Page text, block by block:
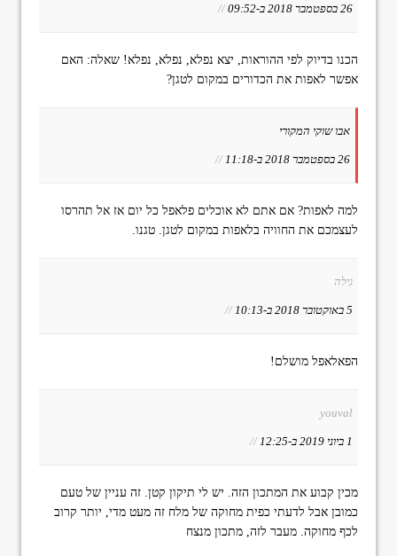
26 בספטמבר 2018 ב-09:52 //
הכנו בדיוק לפי ההוראות, יצא נפלא, נפלא, נפלא! שאלה: האם
אפשר לאפות את הכדורים במקום לטגן?
אבו שוקי המקורי
26 בספטמבר 2018 ב-11:18 //
למה לאפות? אם אתם לא אוכלים פלאפל כל יום אז אל תהרסו
לעצמכם את החוויה בלאפות במקום לטגן. טגנו.
גילה
5 באוקטובר 2018 ב-10:13 //
הפאלאפל מושלם!
youval
1 ביוני 2019 ב-12:25 //
מכין קבוע את המתכון הזה. יש לי תיקון קטן. זה עניין של טעם
כמובן אבל לדעתי כפית מחוקה של מלח זה מעט מדי, יותר קרוב
לכף מחוקה. מעבר לזה, מתכון מנצח